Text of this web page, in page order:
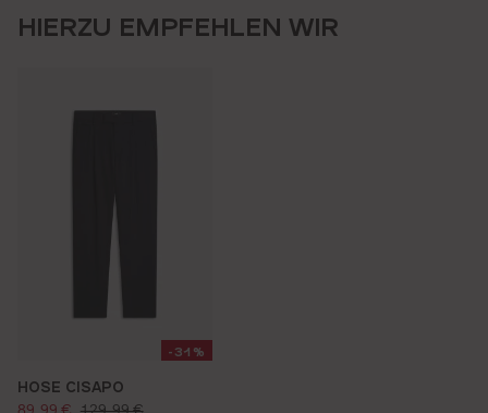
HIERZU EMPFEHLEN WIR
-31%
HOSE CISAPO
verkaufspreis:
regulärer preis: